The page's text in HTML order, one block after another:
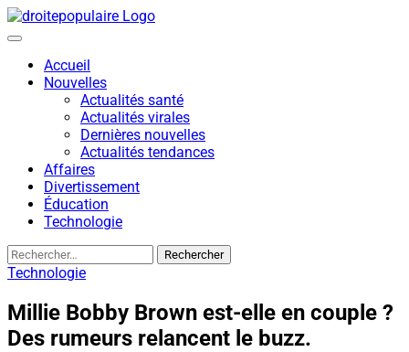
Skip
to
Accueil
Nouvelles
Actualités santé
Actualités virales
Dernières nouvelles
Actualités tendances
Affaires
Divertissement
Éducation
Technologie
Rechercher :
Technologie
Millie Bobby Brown est-elle en couple ?
Des rumeurs relancent le buzz.